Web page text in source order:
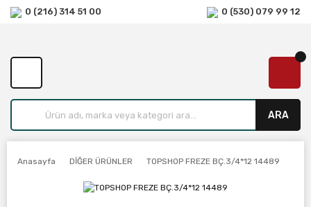
0 (216) 314 51 00 0 (530) 079 99 12
ARA
Anasayfa DİĞER ÜRÜNLER TOPSHOP FREZE BÇ.3/4*12 14489